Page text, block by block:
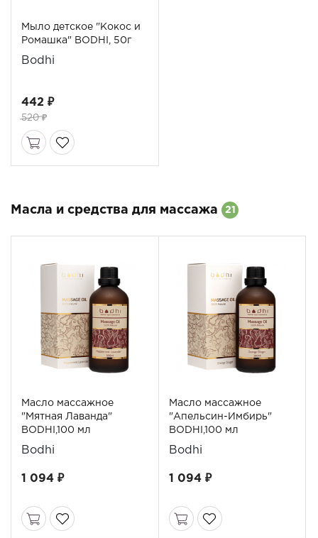
Мыло детское "Кокос и
Ромашка" BODHI, 50г
Bodhi
442 ₽
520 ₽
Масла и средства для массажа 21
Масло массажное
"Мятная Лаванда"
BODHI,100 мл
Bodhi
1 094 ₽
Масло массажное
"Апельсин-Имбирь"
BODHI,100 мл
Bodhi
1 094 ₽